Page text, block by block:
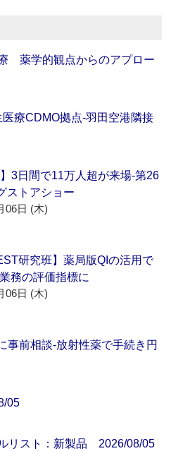
薬学的観点からのアプロー
療CDMO拠点‐羽田空港隣接
】3日間で11万人超が来場‐第26
ストアショー
06日 (木)
研究班】薬局版QIの活用で
務の評価指標に
06日 (木)
事前相談‐放射性薬で手続き円
05
リスト：新製品 2026/08/05